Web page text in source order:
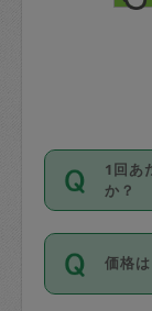
1回あ
か？
依頼1
超え
利用
価格